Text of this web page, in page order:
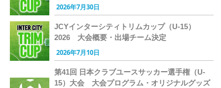
2026年7月30日
JCYインターシティトリムカップ（U-15）
2026 大会概要・出場チーム決定
2026年7月10日
第41回 日本クラブユースサッカー選手権（U-
15）大会 大会プログラム・オリジナルグッズ